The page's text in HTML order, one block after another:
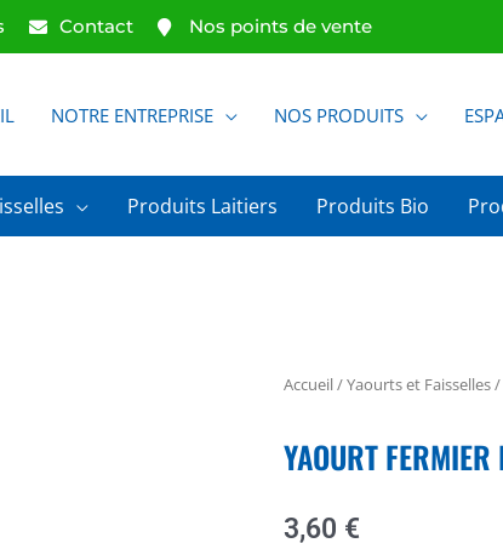
Contact Nos points de vente
NOTRE ENTREPRISE NOS PRODUITS
Produits Laitiers Produits Bio
Accueil/Yaourts et Faisselles/
YAOURT
3,60 €